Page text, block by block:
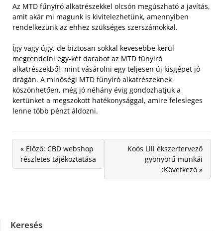
Az MTD fűnyíró alkatrészekkel olcsón megúszható a javítás,
amit akár mi magunk is kivitelezhetünk, amennyiben
rendelkezünk az ehhez szükséges szerszámokkal.
Így vagy úgy, de biztosan sokkal kevesebbe kerül
megrendelni egy-két darabot az MTD fűnyíró
alkatrészekből, mint vásárolni egy teljesen új kisgépet jó
drágán. A minőségi MTD fűnyíró alkatrészeknek
köszönhetően, még jó néhány évig gondozhatjuk a
kertünket a megszokott hatékonysággal, amire felesleges
lenne több pénzt áldozni.
« Előző: CBD webshop
részletes tájékoztatása
Koós Lili ékszertervező
gyönyörű munkái
:Következő »
Keresés